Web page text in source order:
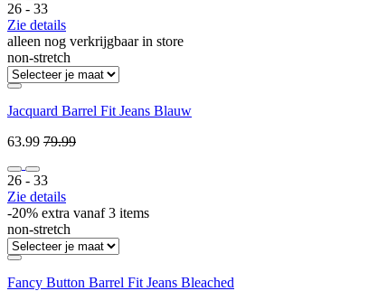
26 ‐ 33
Zie details
alleen nog verkrijgbaar in store
non-stretch
Jacquard Barrel Fit Jeans Blauw
63.99 79.99
26 ‐ 33
Zie details
-20% extra vanaf 3 items
non-stretch
Fancy Button Barrel Fit Jeans Bleached